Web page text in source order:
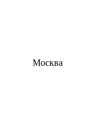
Москва